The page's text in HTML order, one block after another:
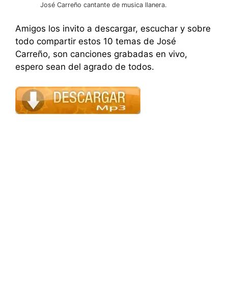
José Carreño cantante de musica llanera.
Amigos los invito a descargar, escuchar y sobre
todo compartir estos 10 temas de José
Carreño, son canciones grabadas en vivo,
espero sean del agrado de todos.